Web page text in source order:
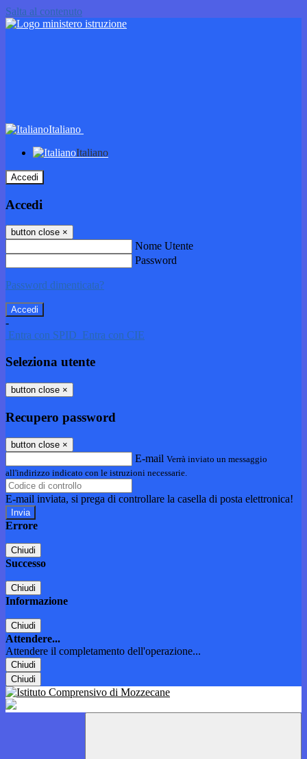
Salta al contenuto
Italiano
Italiano
Accedi
Accedi
button close ×
Nome Utente
Password
Password dimenticata?
-
Entra con SPID Entra con CIE
Seleziona utente
button close ×
Recupero password
button close ×
E-mail Verrà inviato un messaggio
all'indirizzo indicato con le istruzioni necessarie.
E-mail inviata, si prega di controllare la casella di posta elettronica!
Errore
Chiudi
Successo
Chiudi
Informazione
Chiudi
Attendere...
Attendere il completamento dell'operazione...
Chiudi
Chiudi